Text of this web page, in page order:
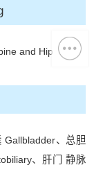
and Hip
Gallbladder、总胆
、肝门 静脉